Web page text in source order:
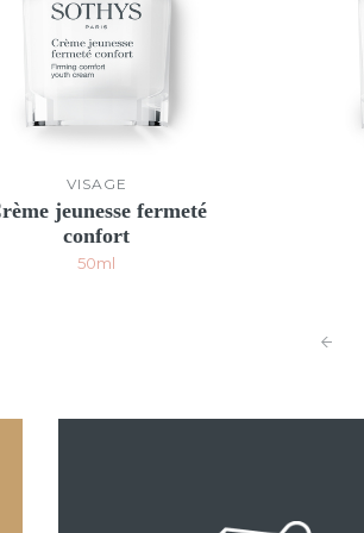
VISAGE
jeunesse fermeté
confort
50ml